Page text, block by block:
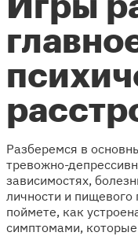
Игры
Разберемся в
тревожно-
зависимостях,
личности и
поймете, как
симптомами,